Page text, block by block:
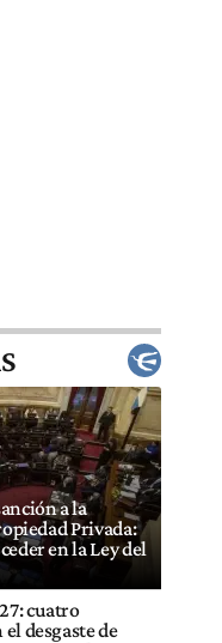
a la
Privada:
en la Ley del
cuatro
desgaste de